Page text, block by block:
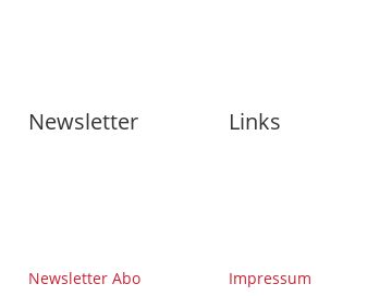
Newsletter
Newsletter Abo
Links
Impressum